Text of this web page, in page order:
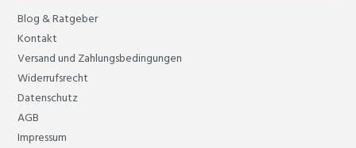
Blog & Ratgeber
Kontakt
Versand und Zahlungsbedingungen
Widerrufsrecht
Datenschutz
AGB
Impressum